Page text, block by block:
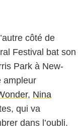
côté de
Festival bat son
Park à New-
ampleur
, Nina
qui va
dans l’oubli.